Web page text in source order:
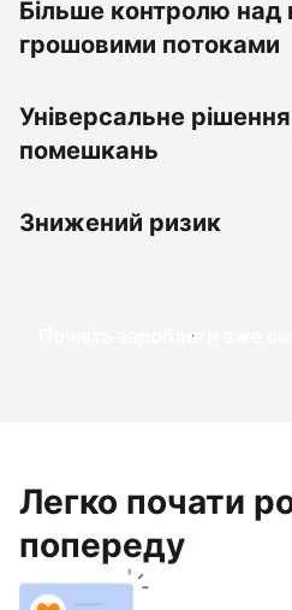
Більше контролю
грошовими потоками
Універсальне
помешкань
Знижений ризик
Почніть заробляти вже
Легко почати
попереду